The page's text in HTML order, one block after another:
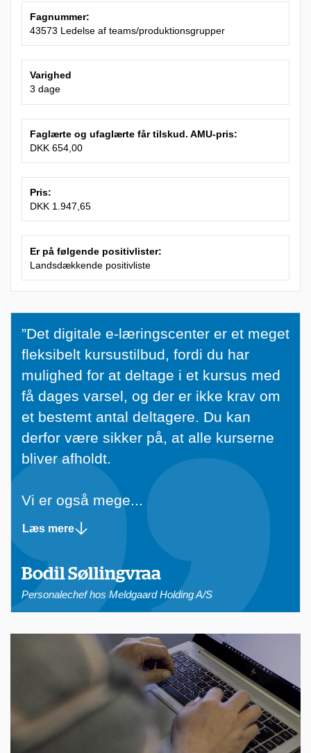
Fagnummer:
43573 Ledelse af teams/produktionsgrupper
Varighed
3 dage
Faglærte og ufaglærte får tilskud. AMU-pris:
DKK 654,00
Pris:
DKK 1.947,65
Er på følgende positivlister:
Landsdækkende positivliste
Bodil Søllingvraa
Personalechef hos Meldgaard Holding A/S
”Det digitale e-læringscenter er et meget
fleksibelt kursustilbud, fordi du har
mulighed for at deltage i et kursus med
få dages varsel, og der er ikke krav om
et bestemt antal deltagere. Du kan
derfor være sikker på, at alle kurserne
bliver afholdt.
Vi er også mege...
”
D
e
t
d
i
g
t
a
e
-
s
Læs mere